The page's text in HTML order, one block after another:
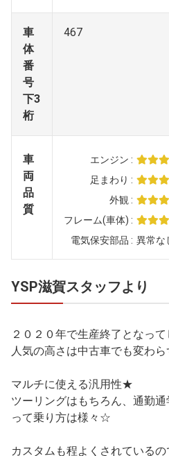
車
体
番
号
下3
桁
467
車
両
品
質
エンジン
足まわり
外観
フレーム(車体)
電気保安部品
異常な
YSP滋賀スタッフより
２０２０年で生産終了となって
人気の高さは中古車でも変わら
マルチに使える汎用性★
ツーリングはもちろん、通勤
って乗り方は様々☆
カスタムも程よくされている